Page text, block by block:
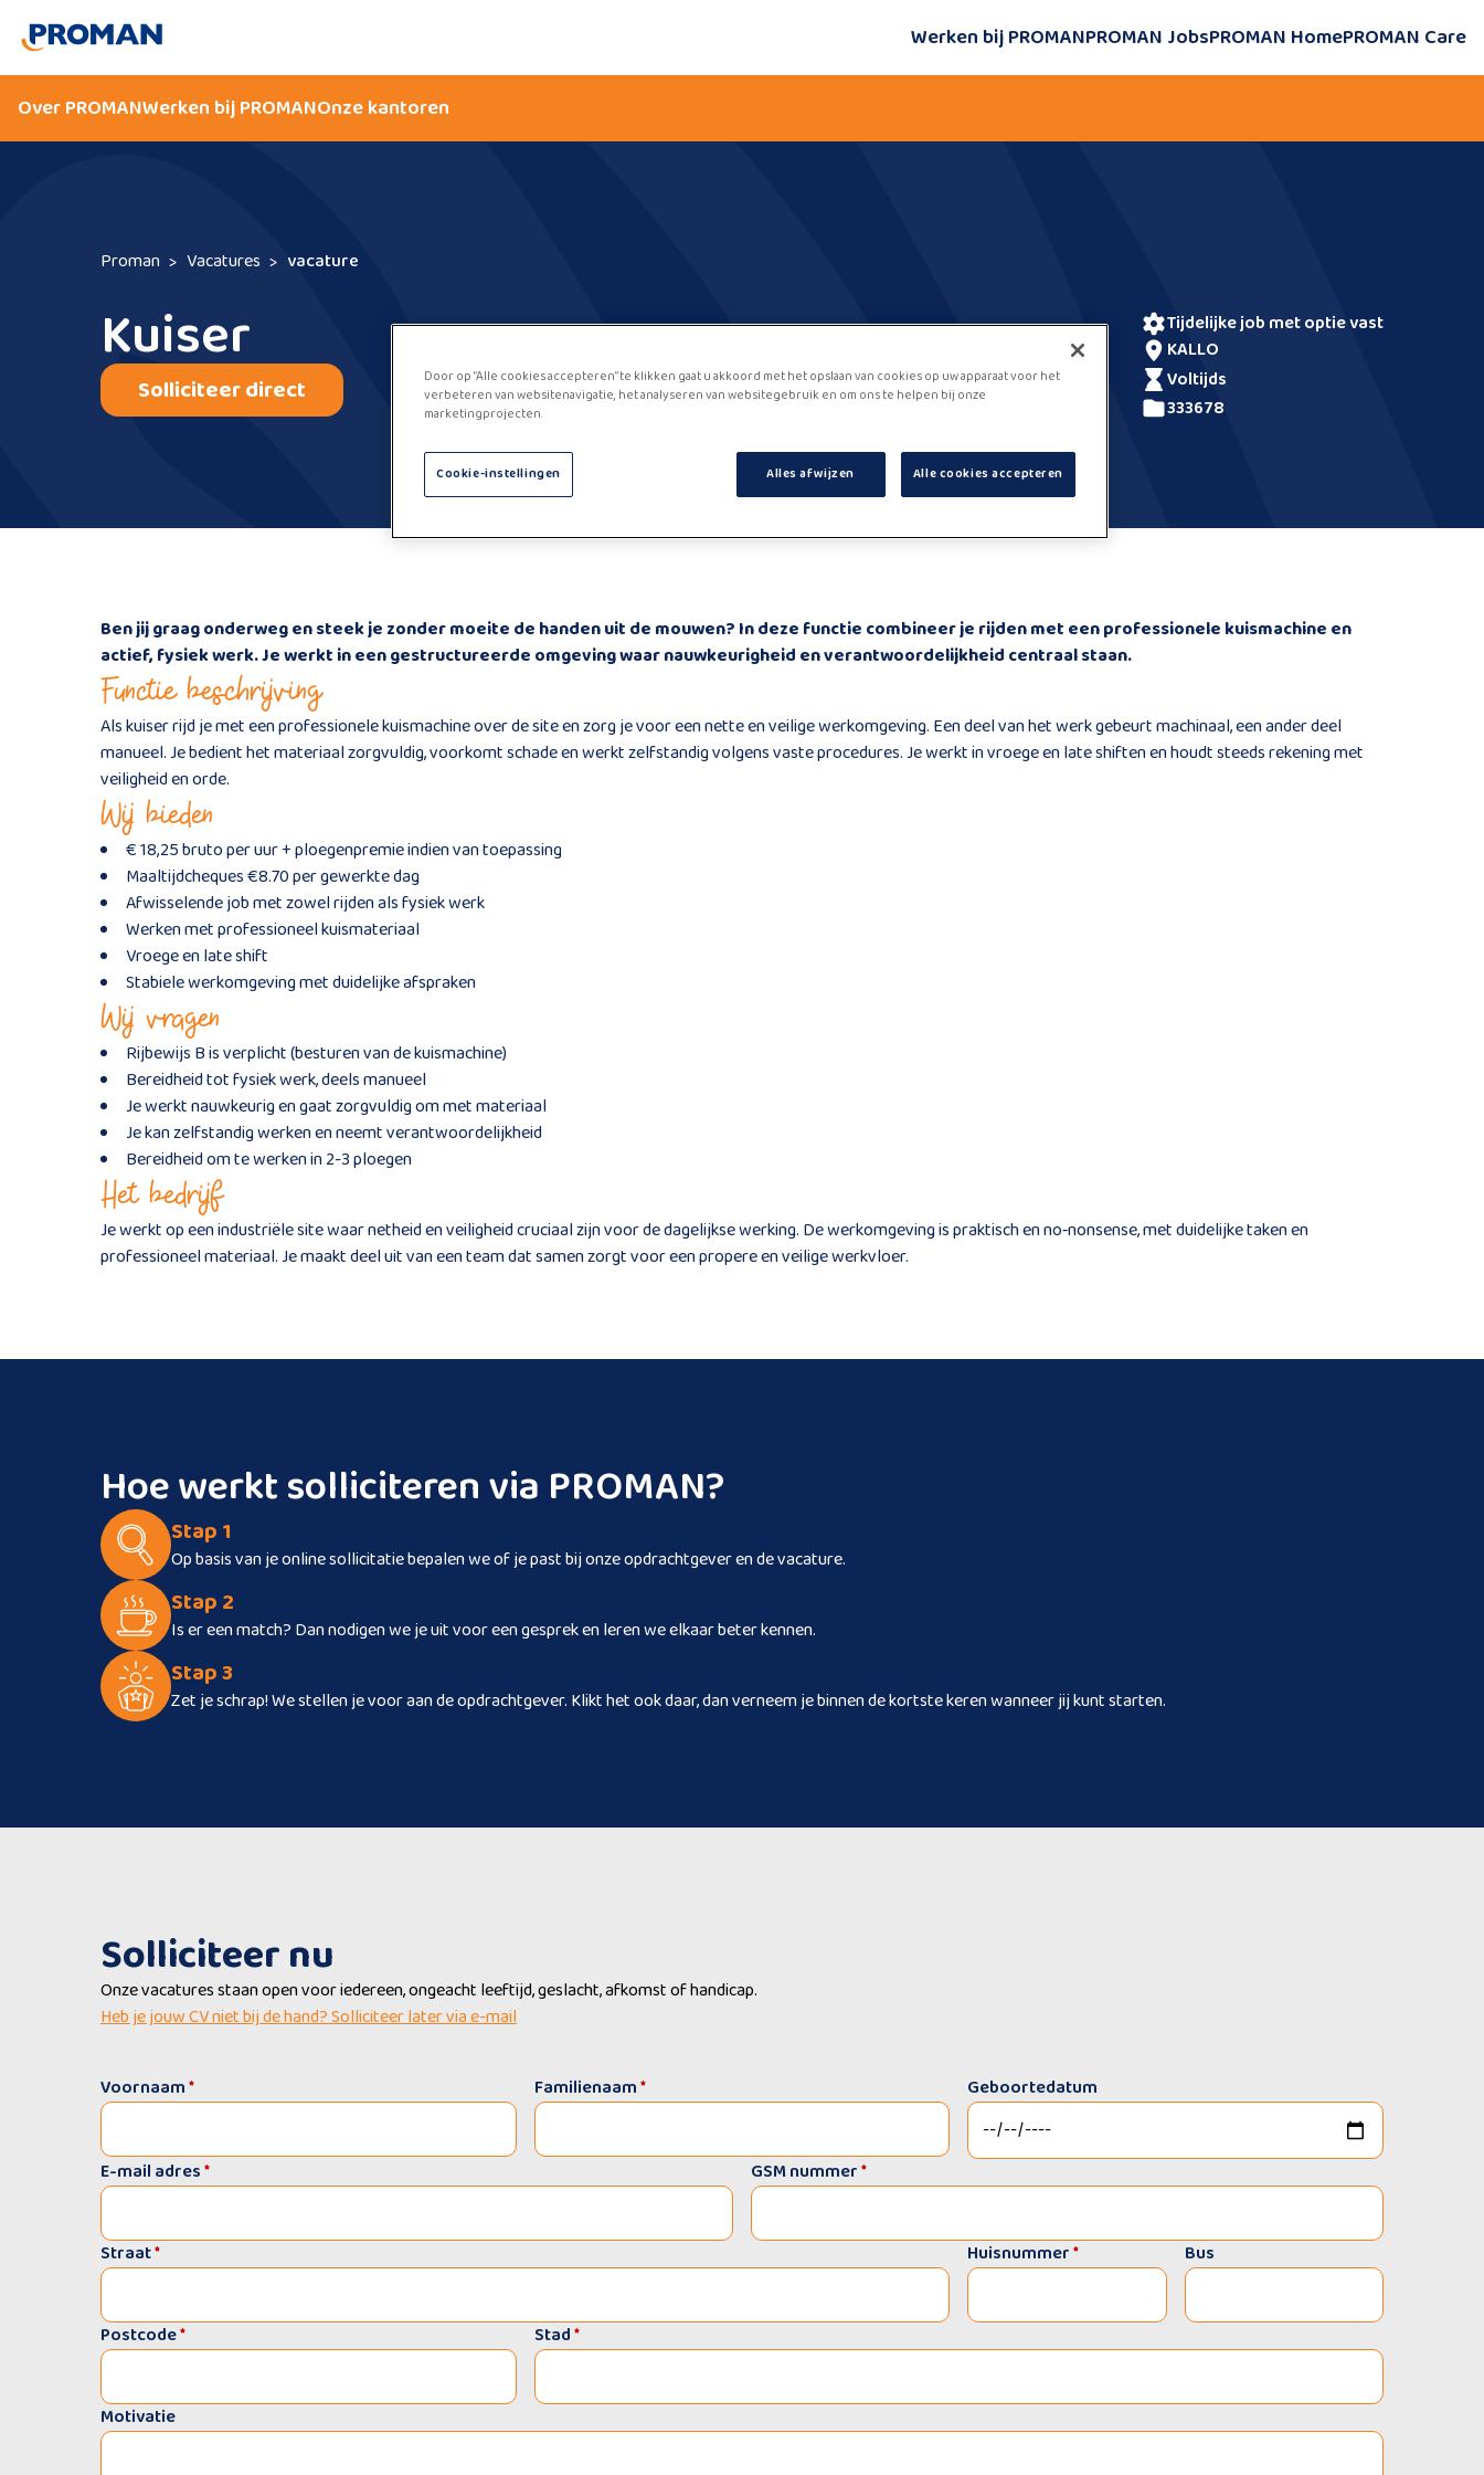
Werken bij PROMANPROMAN JobsPROMAN HomePROMAN Care
Over PROMANWerken bij PROMANOnze kantoren
Proman Vacatures vacature
Kuiser
Solliciteer direct
tijdelijke job met optie vast
KALLO
voltijds
333678
Ben jij graag onderweg en steek je zonder moeite de handen uit de mouwen? In deze functie combineer je rijden met een professionele kuismachine en
actief, fysiek werk. Je werkt in een gestructureerde omgeving waar nauwkeurigheid en verantwoordelijkheid centraal staan.
Functie beschrijving
Als kuiser rijd je met een professionele kuismachine over de site en zorg je voor een nette en veilige werkomgeving. Een deel van het werk gebeurt machinaal, een ander deel
manueel. Je bedient het materiaal zorgvuldig, voorkomt schade en werkt zelfstandig volgens vaste procedures. Je werkt in vroege en late shiften en houdt steeds rekening met
veiligheid en orde.
Wij bieden
€ 18,25 bruto per uur + ploegenpremie indien van toepassing
Maaltijdcheques €8.70 per gewerkte dag
Afwisselende job met zowel rijden als fysiek werk
Werken met professioneel kuismateriaal
Vroege en late shift
Stabiele werkomgeving met duidelijke afspraken
Wij vragen
Rijbewijs B is verplicht (besturen van de kuismachine)
Bereidheid tot fysiek werk, deels manueel
Je werkt nauwkeurig en gaat zorgvuldig om met materiaal
Je kan zelfstandig werken en neemt verantwoordelijkheid
Bereidheid om te werken in 2-3 ploegen
Het bedrijf
Je werkt op een industriële site waar netheid en veiligheid cruciaal zijn voor de dagelijkse werking. De werkomgeving is praktisch en no‑nonsense, met duidelijke taken en
professioneel materiaal. Je maakt deel uit van een team dat samen zorgt voor een propere en veilige werkvloer.
Hoe werkt solliciteren via PROMAN?
Stap 1
Op basis van je online sollicitatie bepalen we of je past bij onze opdrachtgever en de vacature.
Stap 2
Is er een match? Dan nodigen we je uit voor een gesprek en leren we elkaar beter kennen.
Stap 3
Zet je schrap! We stellen je voor aan de opdrachtgever. Klikt het ook daar, dan verneem je binnen de kortste keren wanneer jij kunt starten.
Solliciteer nu
Onze vacatures staan open voor iedereen, ongeacht leeftijd, geslacht, afkomst of handicap.
Heb je jouw CV niet bij de hand? Solliciteer later via e-mail
Voornaam* Familienaam* Geboortedatum
E-mail adres* GSM nummer*
Straat* Huisnummer* Bus
Postcode* Stad*
Motivatie
Door op “Alle cookies accepteren” te klikken gaat u akkoord met het opslaan van cookies op uw apparaat voor het
verbeteren van websitenavigatie, het analyseren van websitegebruik en om ons te helpen bij onze
marketingprojecten.
Cookie-instellingen Alles afwijzen Alle cookies accepteren